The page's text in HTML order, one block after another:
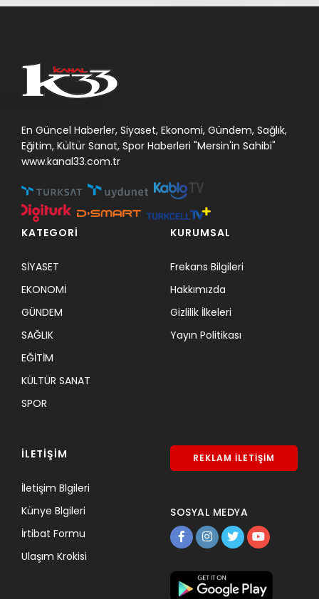
En Güncel Haberler, Siyaset, Ekonomi, Gündem, Sağlık,
Eğitim, Kültür Sanat, Spor Haberleri "Mersin'in Sahibi"
www.kanal33.com.tr
KATEGORİ
SİYASET
EKONOMİ
GÜNDEM
SAĞLIK
EĞİTİM
KÜLTÜR SANAT
SPOR
KURUMSAL
Frekans Bilgileri
Hakkımızda
Gizlilik İlkeleri
Yayın Politikası
İLETİŞİM
İletişim Blgileri
Künye Blgileri
İrtibat Formu
Ulaşım Krokisi
REKLAM İLETİŞİM
SOSYAL MEDYA